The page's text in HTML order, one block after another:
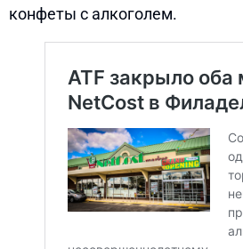
конфеты с алкоголем.